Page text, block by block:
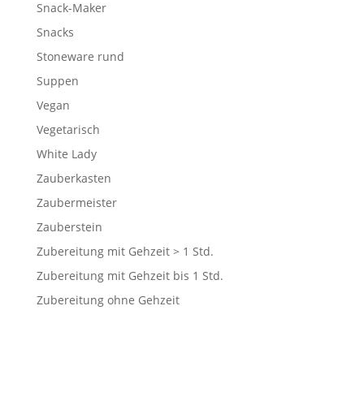
Snack-Maker
Snacks
Stoneware rund
Suppen
Vegan
Vegetarisch
White Lady
Zauberkasten
Zaubermeister
Zauberstein
Zubereitung mit Gehzeit > 1 Std.
Zubereitung mit Gehzeit bis 1 Std.
Zubereitung ohne Gehzeit